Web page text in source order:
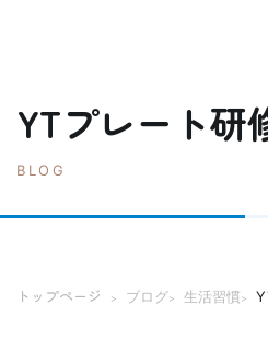
電話：0795-
YTプレート研
BLOG
トップページ > ブログ> 生活習慣>